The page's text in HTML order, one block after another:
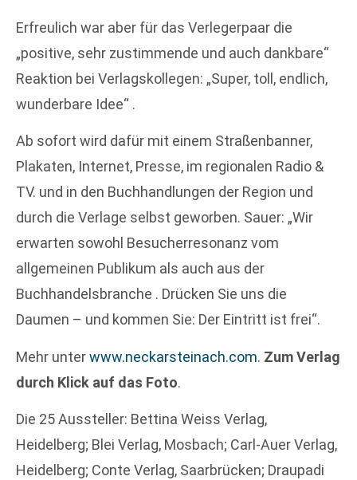
Erfreulich war aber für das Verlegerpaar die
„positive, sehr zustimmende und auch dankbare“
Reaktion bei Verlagskollegen: „Super, toll, endlich,
wunderbare Idee“ .
Ab sofort wird dafür mit einem Straßenbanner,
Plakaten, Internet, Presse, im regionalen Radio &
TV. und in den Buchhandlungen der Region und
durch die Verlage selbst geworben. Sauer: „Wir
erwarten sowohl Besucherresonanz vom
allgemeinen Publikum als auch aus der
Buchhandelsbranche . Drücken Sie uns die
Daumen – und kommen Sie: Der Eintritt ist frei“.
Mehr unterwww.neckarsteinach.com. Zum Verlag
durch Klick auf das Foto.
Die 25 Aussteller: Bettina Weiss Verlag,
Heidelberg; Blei Verlag, Mosbach; Carl-Auer Verlag,
Heidelberg; Conte Verlag, Saarbrücken; Draupadi